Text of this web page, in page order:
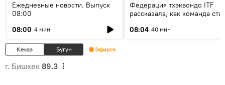
Ежедневные новости. Выпуск
08:00
08:00 4 мин
Федерация тхэквондо ITF
рассказала, как команда
08:04 40 мин
Кечээ Бүгүн Эфирге
г. Бишкек 89.3